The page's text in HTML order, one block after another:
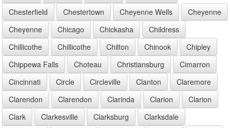
Chesterfield
Chestertown Cheyenne Wells
Cheyenne
Cheyenne
Chicago Chickasha
Childress
Chillicothe
Chillicothe Chilton Chinook
Chipley
Chippewa Falls
Choteau Christiansburg
Cimarron
Cincinnati
Circle Circleville Clanton
Claremore
Clarendon
Clarendon Clarinda Clarion
Clarion
Clark
Clarkesville Clarksburg
Clarksdale